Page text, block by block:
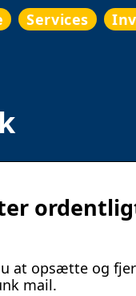
Services
at opsætte og
mail.